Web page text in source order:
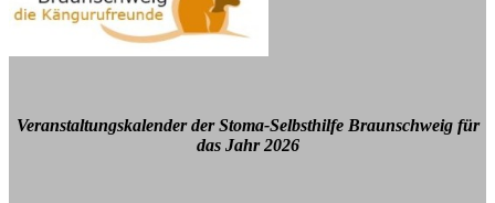
Veranstaltungskalender der Stoma-Selbsthilfe Braunschweig für
das Jahr 2026